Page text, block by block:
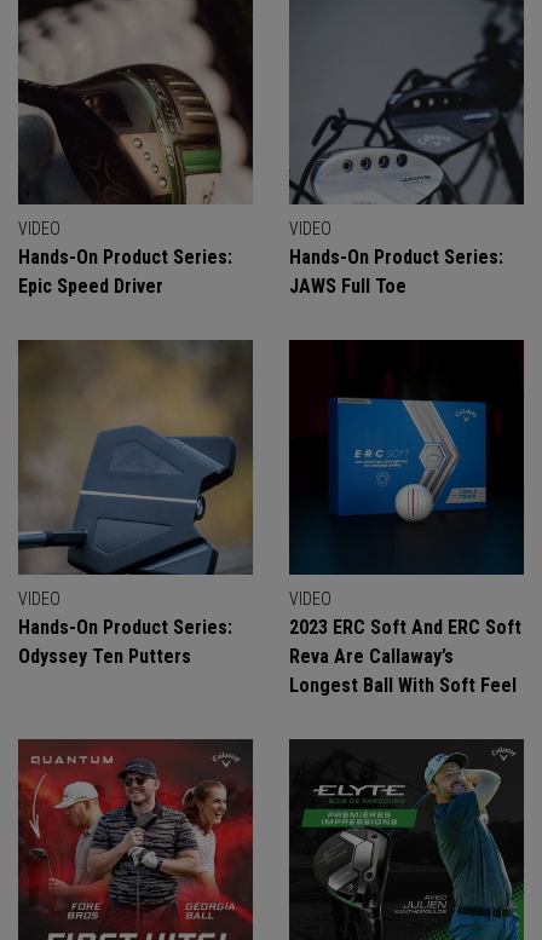
VIDEO
Hands-On Product Series:
Epic Speed Driver
VIDEO
Hands-On Product Series:
JAWS Full Toe
VIDEO
Hands-On Product Series:
Odyssey Ten Putters
VIDEO
2023 ERC Soft And ERC Soft
Reva Are Callaway’s
Longest Ball With Soft Feel